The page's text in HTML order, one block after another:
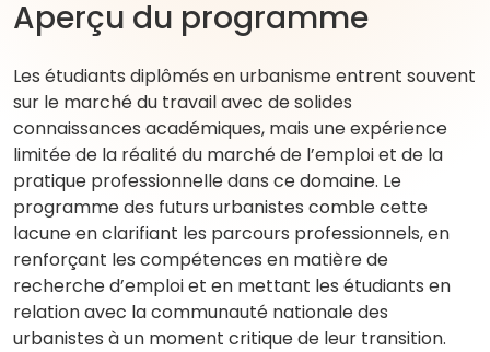
Aperçu du programme
Les étudiants diplômés en urbanisme entrent souvent
sur le marché du travail avec de solides
connaissances académiques, mais une expérience
limitée de la réalité du marché de l’emploi et de la
pratique professionnelle dans ce domaine. Le
programme des futurs urbanistes comble cette
lacune en clarifiant les parcours professionnels, en
renforçant les compétences en matière de
recherche d’emploi et en mettant les étudiants en
relation avec la communauté nationale des
urbanistes à un moment critique de leur transition.